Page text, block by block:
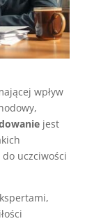
wpływ
jest
uczciwości